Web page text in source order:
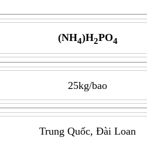
(NH4)H2PO4
25kg/bao
Trung Quốc, Đài Loan